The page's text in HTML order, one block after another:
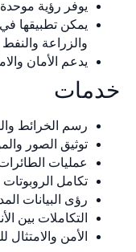
يوفر رؤية موحدة
يمكن تطبيقها في
والزراعة والنفط والغاز.
يدعم الأمان
رسم الخرائط والمسح
توثيق الصور والموقع
عمليات الطائرات بدون
تكامل الروبوتات
رؤى البيانات
التكاملات بين الأنظمة
الأمن والامتثال